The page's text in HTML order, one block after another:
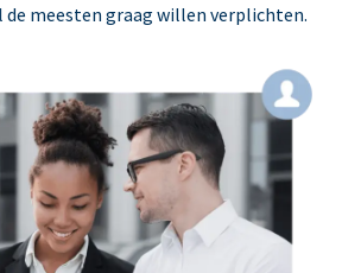
meesten graag willen verplichten.